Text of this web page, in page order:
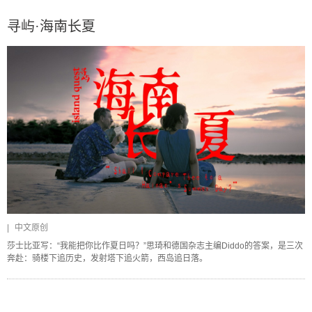
寻屿·海南长夏
|
中文原创
莎士比亚写：“我能把你比作夏日吗？”思琦和德国杂志主编Diddo的答案，是三次
奔赴：骑楼下追历史，发射塔下追火箭，西岛追日落。